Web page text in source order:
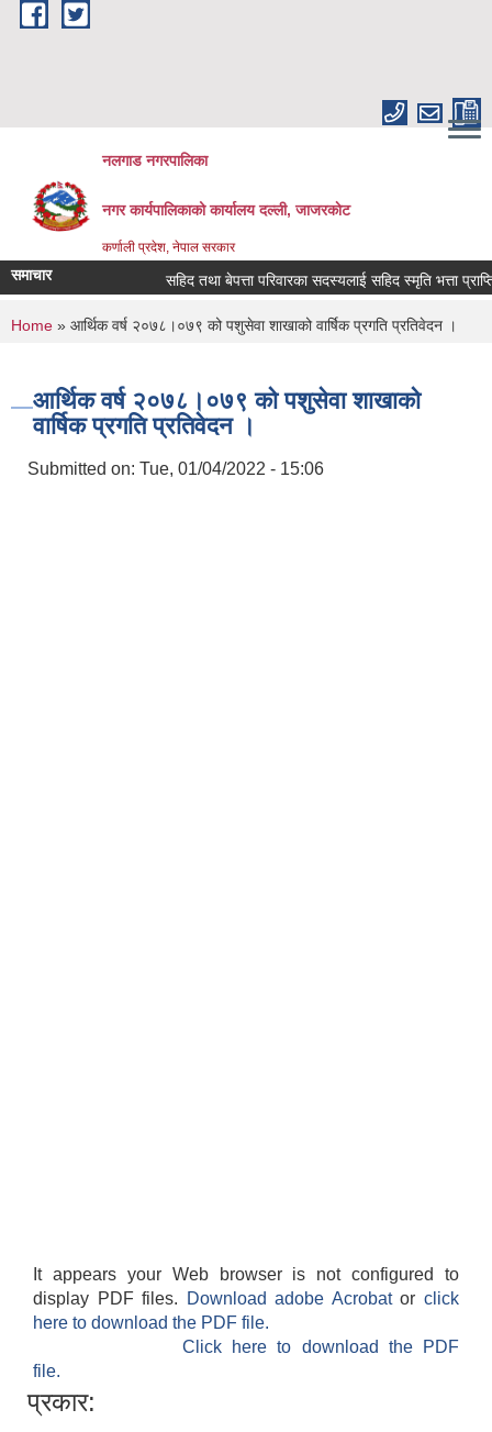
Skip to main content
नलगाड नगरपालिका
नगर कार्यपालिकाको कार्यालय दल्ली, जाजरकाेट
कर्णाली प्रदेश, नेपाल सरकार
समाचार सहिद तथा बेपत्ता परिवारका सदस्यलाई सहिद स्मृति भत्ता
You are here
Home » आर्थिक वर्ष २०७८।०७९ को पशुसेवा शाखाको वार्षिक प्रगति प्रतिवेदन ।
आर्थिक वर्ष २०७८।०७९ को पशुसेवा शाखाको
वार्षिक प्रगति प्रतिवेदन ।
Submitted on: Tue, 01/04/2022 - 15:06
It appears your Web browser is not configured to
display PDF files.
Download adobe Acrobatorclick
here to download the PDF file.
Click here to download the PDF
file.
प्रकार: